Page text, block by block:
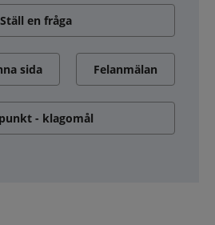
Ställ en fråga
sida Felanmälan
- klagomål